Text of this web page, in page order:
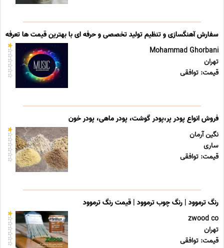
سفارش آهنگسازی و تنظیم تولید تخصصی و حرفه ای با بهترین قیمت ها تعرفه
Mohammad Ghorbani
تهران
قیمت: توافقی
فروش انواع پودر پر،پودر گوشت، پودر ماهی، پودر خون
نگین آرمان
ساری
قیمت: توافقی
رنگ ترموود | رنگ چوب ترموود | قیمت رنگ ترموود
zwood co
تهران
قیمت: توافقی